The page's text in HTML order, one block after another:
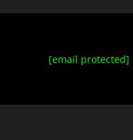
[email protected]